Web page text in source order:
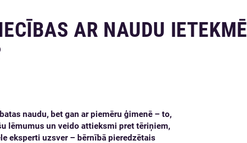
AR NAUDU IETEKMĒ
naudu, bet gan ar piemēru ģimenē – to,
lēmumus un veido attieksmi pret tēriņiem,
eksperti uzsver – bērnībā pieredzētais